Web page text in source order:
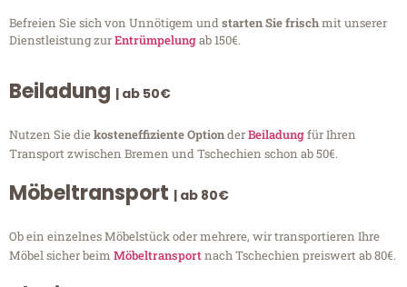
Befreien Sie sich von Unnötigem undstarten Sie frischmit unserer
Dienstleistung zurEntrümpelungab 150€.
Beiladung | ab 50€
Nutzen Sie diekosteneffiziente OptionderBeiladungfür Ihren
Transport zwischen Bremen und Tschechien schon ab 50€.
Möbeltransport | ab 80€
Ob ein einzelnes Möbelstück oder mehrere, wir transportieren Ihre
Möbel sicher beim Möbeltransportnach Tschechien preiswert ab 80€.